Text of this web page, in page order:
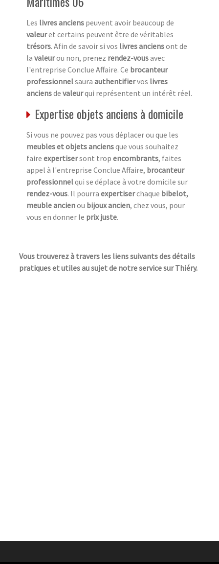
Les livres anciens peuvent avoir beaucoup de
valeuret certains peuvent être de véritables
trésors. Afin de savoir si vos livres anciensont de
la valeurou non, prenez rendez-vousavec
l'entreprise Conclue Affaire. Ce brocanteur
professionnelsaura authentifiervos livres
anciensde valeurqui représentent un intérêt réel.
Expertise objets anciens à domicile
Si vous ne pouvez pas vous déplacer ou que les
meubles et objets anciensque vous souhaitez
faire expertisersont trop encombrants, faites
appel à l'entreprise Conclue Affaire, brocanteur
professionnelqui se déplace à votre domicile sur
rendez-vous. Il pourra expertiserchaque bibelot,
meuble ancienou bijoux ancien, chez vous, pour
vous en donner le prix juste.
Vous trouverez à travers les liens suivants des détails
pratiques et utiles au sujet de notre service sur Thiéry.